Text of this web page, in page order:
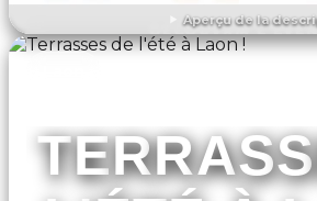
Aperçu de la
DÉCOUVRIR